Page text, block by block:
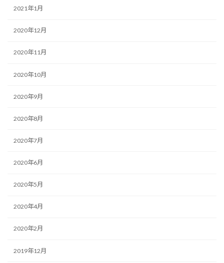
2021年1月
2020年12月
2020年11月
2020年10月
2020年9月
2020年8月
2020年7月
2020年6月
2020年5月
2020年4月
2020年2月
2019年12月